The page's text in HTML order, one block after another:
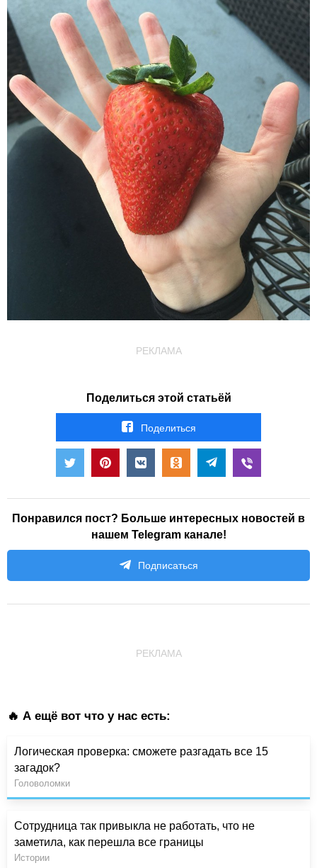
РЕКЛАМА
Поделиться этой статьёй
Поделиться
Понравился пост? Больше интересных новостей в
нашем Telegram канале!
Подписаться
РЕКЛАМА
🔥 А ещё вот что у нас есть:
Логическая проверка: сможете разгадать все 15
загадок?
Головоломки
Сотрудница так привыкла не работать, что не
заметила, как перешла все границы
Истории